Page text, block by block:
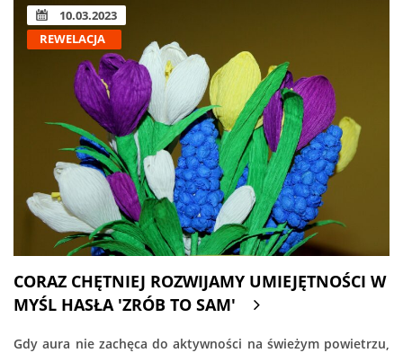
10.03.2023
REWELACJA
CORAZ CHĘTNIEJ ROZWIJAMY UMIEJĘTNOŚCI W
MYŚL HASŁA 'ZRÓB TO SAM'
Gdy aura nie zachęca do aktywności na świeżym powietrzu,